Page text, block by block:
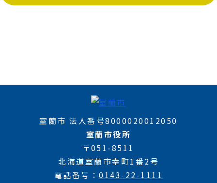
室蘭市 法人番号8000020012050
室蘭市役所
〒051-8511
北海道室蘭市幸町1番2号
電話番号
0143-22-1111